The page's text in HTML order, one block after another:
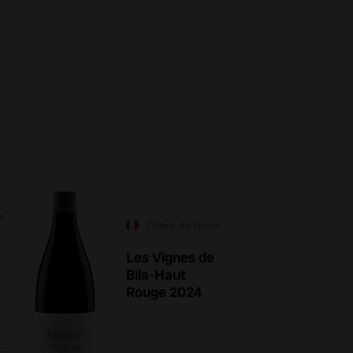
Les Vignes de
Bila-Haut
Rouge 2024